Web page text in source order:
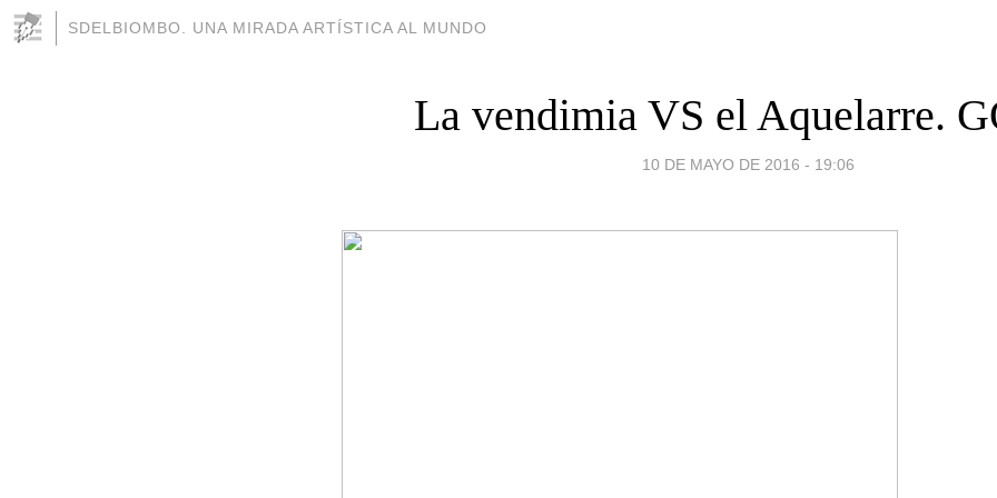
SDELBIOMBO. UNA MIRADA ARTÍSTICA AL MUNDO
La vendimia VS el Aquelarre.
10 DE MAYO DE 2016 - 19:06